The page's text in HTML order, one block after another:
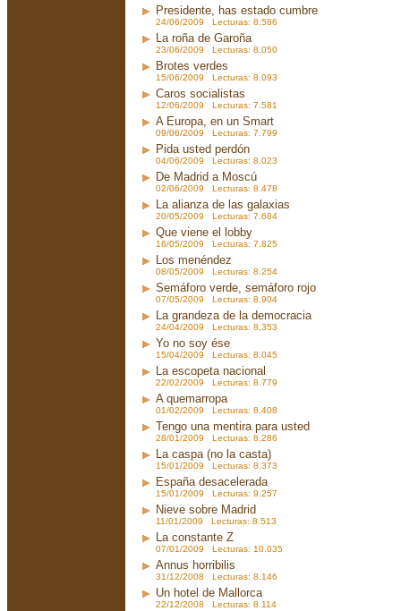
Presidente, has estado cumbre
24/06/2009 Lecturas: 8.586
La roña de Garoña
23/06/2009 Lecturas: 8.050
Brotes verdes
15/06/2009 Lecturas: 8.093
Caros socialistas
12/06/2009 Lecturas: 7.581
A Europa, en un Smart
09/06/2009 Lecturas: 7.799
Pida usted perdón
04/06/2009 Lecturas: 8.023
De Madrid a Moscú
02/06/2009 Lecturas: 8.478
La alianza de las galaxias
20/05/2009 Lecturas: 7.684
Que viene el lobby
16/05/2009 Lecturas: 7.825
Los menéndez
08/05/2009 Lecturas: 8.254
Semáforo verde, semáforo rojo
07/05/2009 Lecturas: 8.904
La grandeza de la democracia
24/04/2009 Lecturas: 8.353
Yo no soy ése
15/04/2009 Lecturas: 8.045
La escopeta nacional
22/02/2009 Lecturas: 8.779
A quemarropa
01/02/2009 Lecturas: 8.408
Tengo una mentira para usted
28/01/2009 Lecturas: 8.286
La caspa (no la casta)
15/01/2009 Lecturas: 8.373
España desacelerada
15/01/2009 Lecturas: 9.257
Nieve sobre Madrid
11/01/2009 Lecturas: 8.513
La constante Z
07/01/2009 Lecturas: 10.035
Annus horribilis
31/12/2008 Lecturas: 8.146
Un hotel de Mallorca
22/12/2008 Lecturas: 8.114